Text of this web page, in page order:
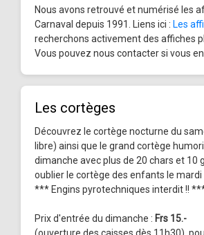
Nous avons retrouvé et numérisé les
Carnaval depuis 1991. Liens ici : Les
recherchons activement des affiches
Vous pouvez nous contacter si vous en
Les cortèges
Découvrez le cortège nocturne du
libre) ainsi que le grand cortège
dimanche avec plus de 20 chars et 10
oublier le cortège des enfants le
*** Engins pyrotechniques interdit !!
Prix d'entrée du dimanche : Frs 15.-